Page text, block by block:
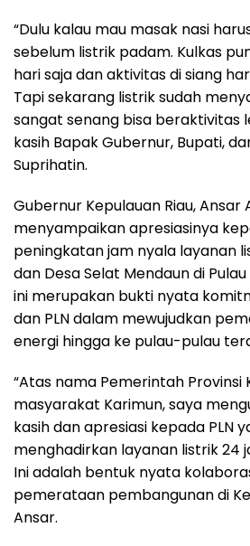
“Dulu kalau mau masak nasi
sebelum listrik padam. Kulkas
hari saja dan aktivitas di siang
Tapi sekarang listrik sudah
sangat senang bisa beraktivitas
kasih Bapak Gubernur, Bupati,
Suprihatin.
Gubernur Kepulauan Riau, Ansar
menyampaikan apresiasinya
peningkatan jam nyala layanan
dan Desa Selat Mendaun di
ini merupakan bukti nyata
dan PLN dalam mewujudkan
energi hingga ke pulau-pulau
“Atas nama Pemerintah Provinsi
masyarakat Karimun, saya
kasih dan apresiasi kepada PLN
menghadirkan layanan listrik 24
Ini adalah bentuk nyata
pemerataan pembangunan di
Ansar.